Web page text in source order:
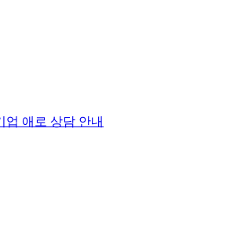
업 애로 상담 안내